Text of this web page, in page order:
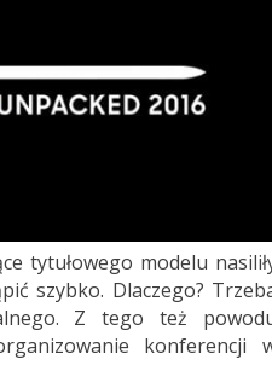
tytułowego modelu
szybko. Dlaczego?
Z tego też
konferencji